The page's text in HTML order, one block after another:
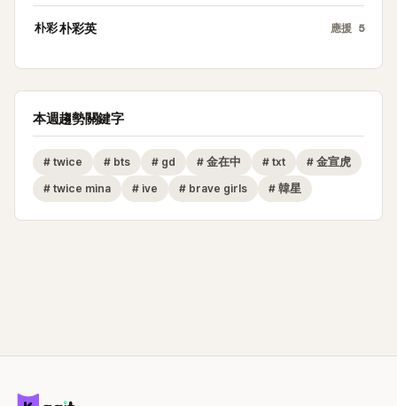
朴彩朴彩英 應援 5
本週趨勢關鍵字
# twice # bts # gd # 金在中 # txt # 金宣虎
# twice mina # ive # brave girls # 韓星